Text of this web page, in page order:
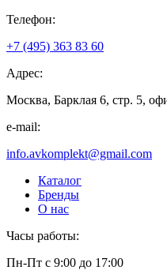
Телефон:
+7 (495) 363 83 60
Адрес:
Москва, Барклая 6, стр. 5,
e-mail:
info.avkomplekt@gmail.com
Каталог
Бренды
О нас
Часы работы:
Пн-Пт с 9:00 до 17:00